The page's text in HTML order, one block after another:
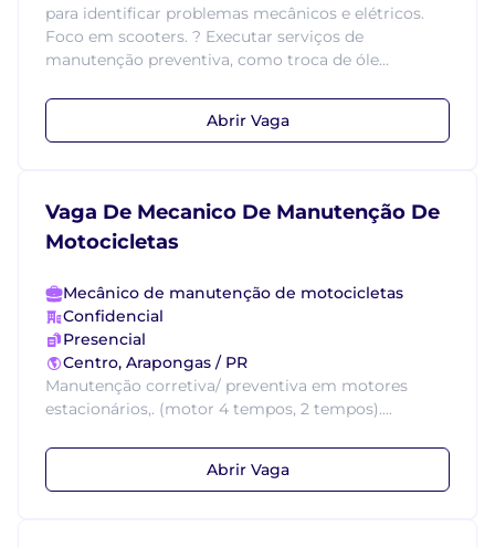
para identificar problemas mecânicos e elétricos.
Foco em scooters. ? Executar serviços de
manutenção preventiva, como troca de óle...
Abrir Vaga
Vaga De Mecanico De Manutenção De
Motocicletas
Mecânico de manutenção de motocicletas
Confidencial
Presencial
Centro, Arapongas / PR
Manutenção corretiva/ preventiva em motores
estacionários,. (motor 4 tempos, 2 tempos)....
Abrir Vaga